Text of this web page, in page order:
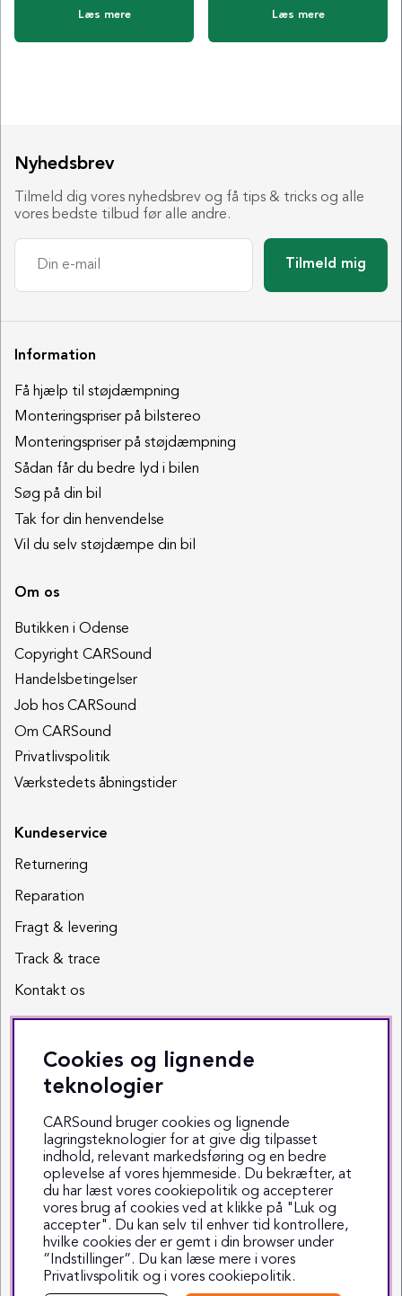
Læs mere Læs mere
Nyhedsbrev
Tilmeld dig vores nyhedsbrev og få tips & tricks og alle
vores bedste tilbud før alle andre.
Tilmeld mig
Information
Få hjælp til støjdæmpning
Monteringspriser på bilstereo
Monteringspriser på støjdæmpning
Sådan får du bedre lyd i bilen
Søg på din bil
Tak for din henvendelse
Vil du selv støjdæmpe din bil
Om os
Butikken i Odense
Copyright CARSound
Handelsbetingelser
Job hos CARSound
Om CARSound
Privatlivspolitik
Værkstedets åbningstider
Kundeservice
Returnering
Reparation
Fragt & levering
Track & trace
Kontakt os
Sociale medier
Facebook
Instagram
Youtube
TikTok
Copyright © 1999-2025 CARSound
Cookies og lignende
teknologier
CARSound bruger cookies og lignende
lagringsteknologier for at give dig tilpasset
indhold, relevant markedsføring og en bedre
oplevelse af vores hjemmeside. Du bekræfter, at
du har læst vores cookiepolitik og accepterer
vores brug af cookies ved at klikke på "Luk og
accepter". Du kan selv til enhver tid kontrollere,
hvilke cookies der er gemt i din browser under
”Indstillinger”. Du kan læse mere i vores
Privatlivspolitik og i vores cookiepolitik.